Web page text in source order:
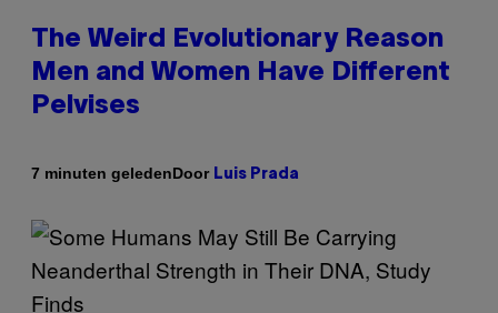
The Weird Evolutionary Reason
Men and Women Have Different
Pelvises
7 minuten geledenDoor Luis Prada